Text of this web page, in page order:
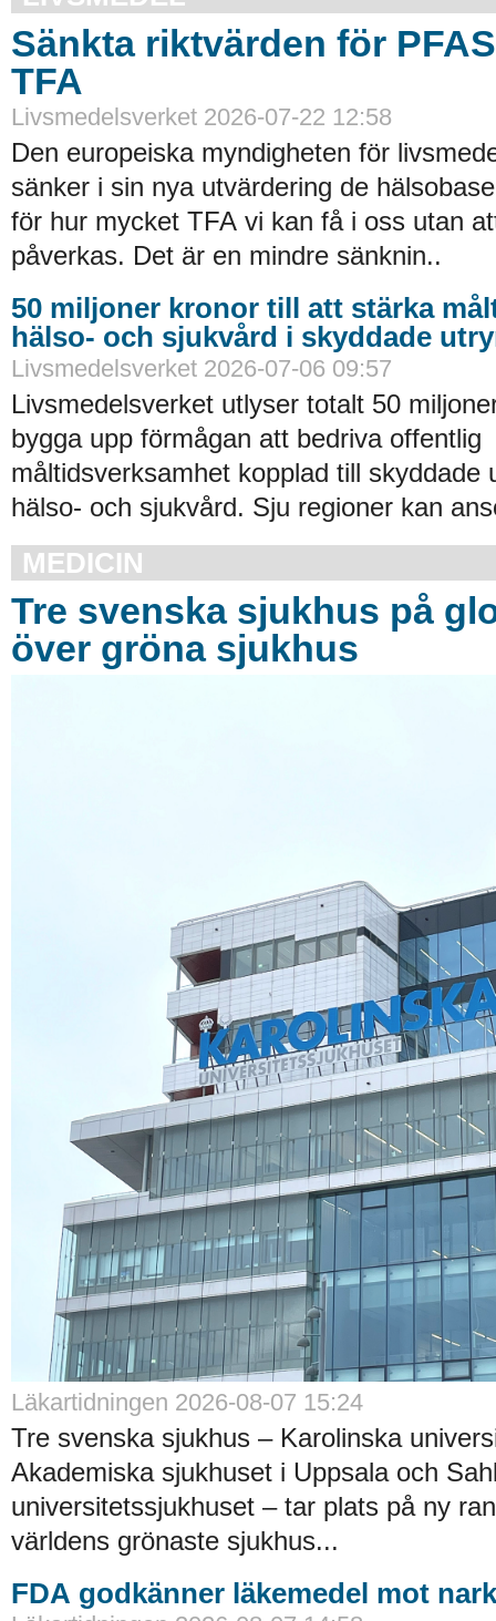
Sänkta riktvärden för
TFA
Livsmedelsverket 2026-07-22 12:58
Den europeiska myndigheten för
sänker i sin nya utvärdering de
för hur mycket TFA vi kan få i oss utan
påverkas. Det är en mindre sänknin..
50 miljoner kronor till att stärka
hälso- och sjukvård i skyddade
Livsmedelsverket 2026-07-06 09:57
Livsmedelsverket utlyser totalt 50
bygga upp förmågan att bedriva offentlig
måltidsverksamhet kopplad till skyddade
hälso- och sjukvård. Sju regioner kan
MEDICIN
Tre svenska sjukhus på
över gröna sjukhus
Läkartidningen 2026-08-07 15:24
Tre svenska sjukhus – Karolinska
Akademiska sjukhuset i Uppsala och
universitetssjukhuset – tar plats på ny
världens grönaste sjukhus...
FDA godkänner läkemedel mot